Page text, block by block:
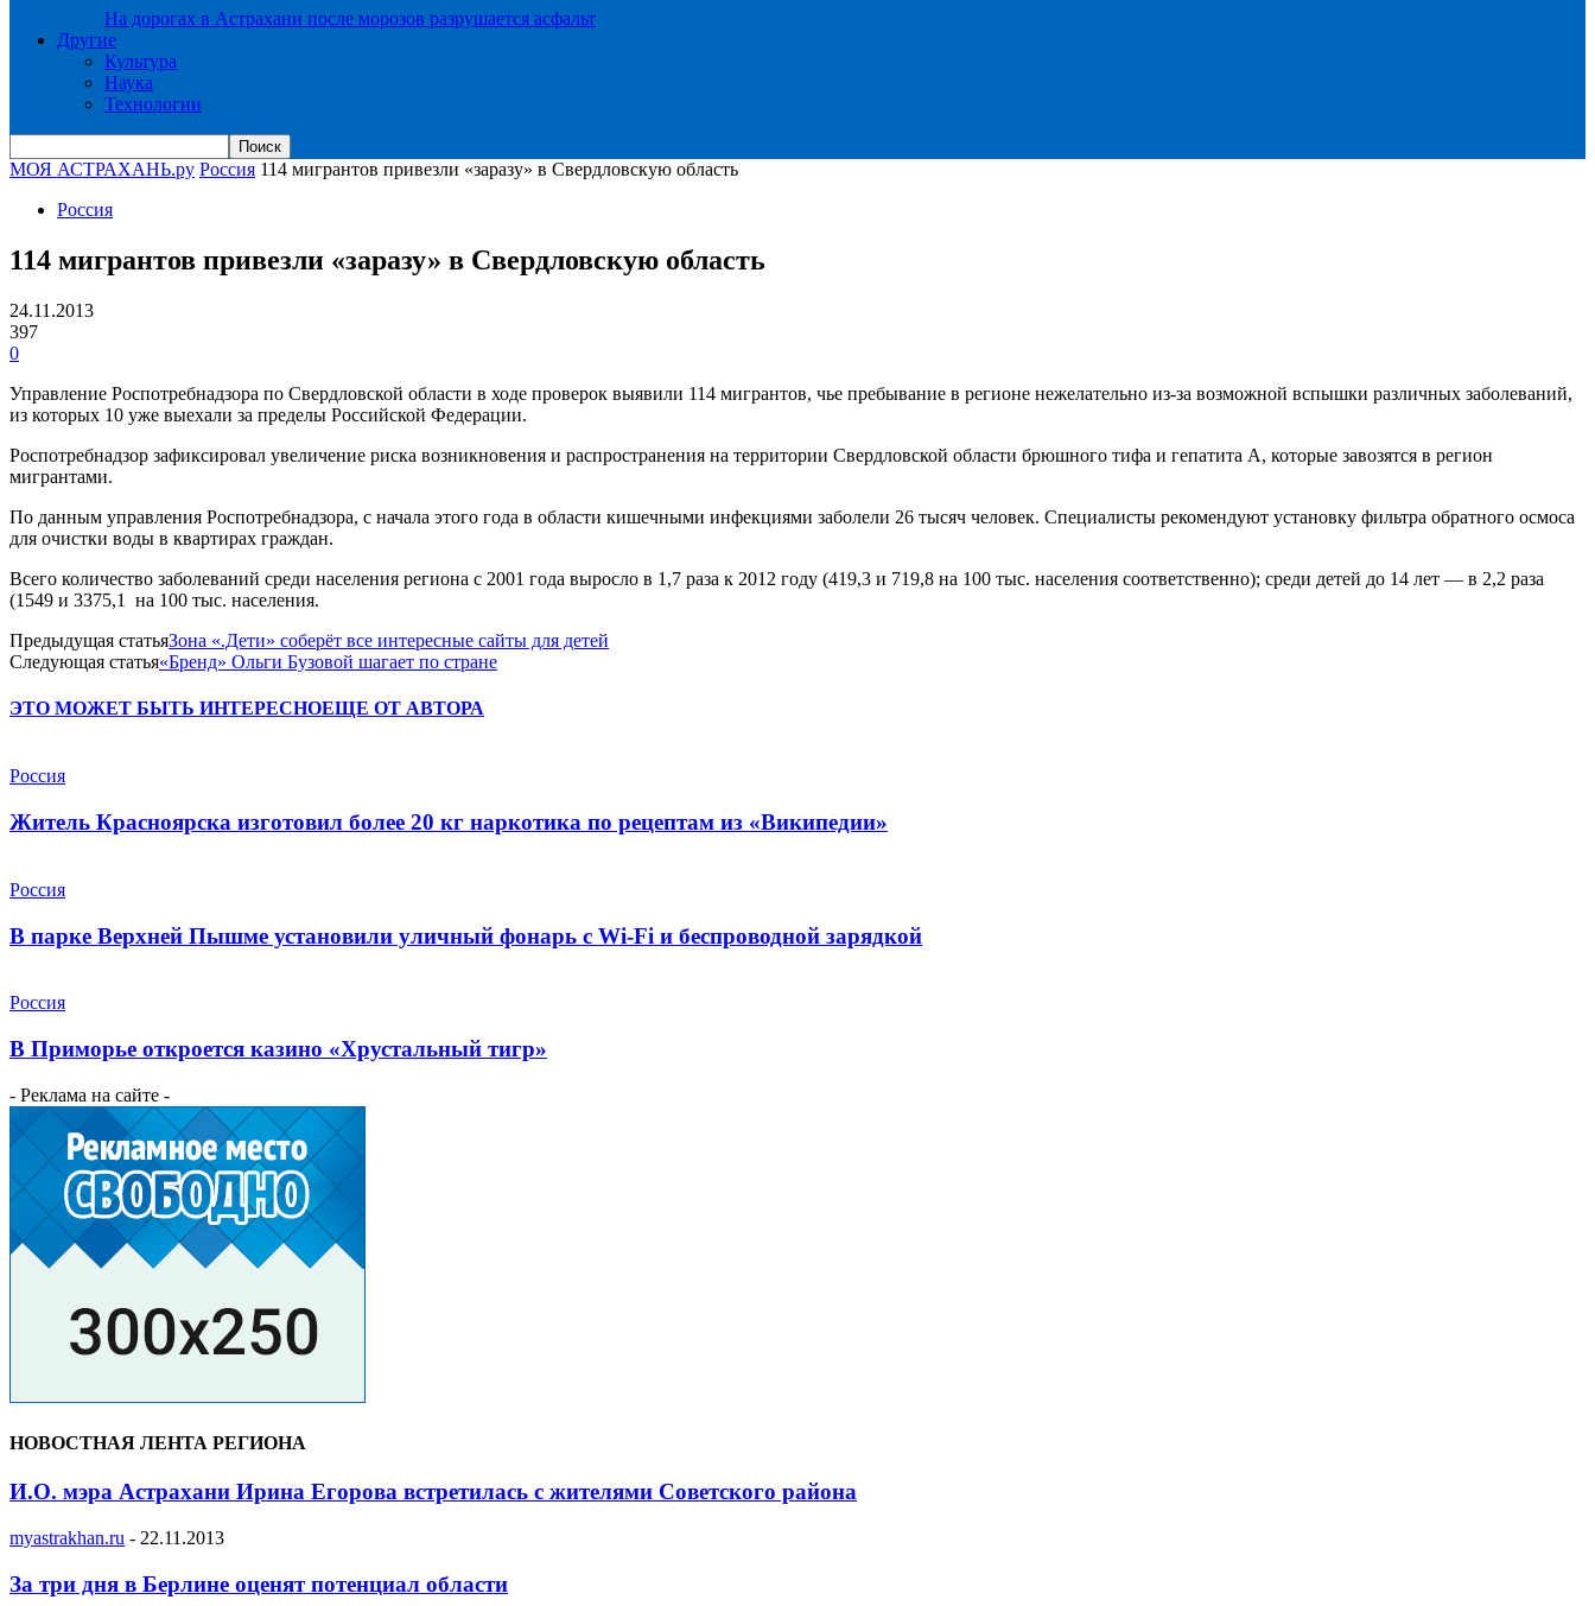
На дорогах в Астрахани после морозов разрушается асфальт
Другие
Культура
Наука
Технологии
МОЯ АСТРАХАНЬ.ру Россия 114 мигрантов привезли «заразу» в Свердловскую область
Россия
114 мигрантов привезли «заразу» в Свердловскую область
24.11.2013
397
0
Управление Роспотребнадзора по Свердловской области в ходе проверок выявили 114 мигрантов, чье пребывание в регионе нежелательно из-за возможной вспышки различных заболеваний,
из которых 10 уже выехали за пределы Российской Федерации.
Роспотребнадзор зафиксировал увеличение риска возникновения и распространения на территории Свердловской области брюшного тифа и гепатита А, которые завозятся в регион
мигрантами.
По данным управления Роспотребнадзора, с начала этого года в области кишечными инфекциями заболели 26 тысяч человек. Специалисты рекомендуют установку фильтра обратного осмоса
для очистки воды в квартирах граждан.
Всего количество заболеваний среди населения региона с 2001 года выросло в 1,7 раза к 2012 году (419,3 и 719,8 на 100 тыс. населения соответственно); среди детей до 14 лет — в 2,2 раза
(1549 и 3375,1 на 100 тыс. населения.
Предыдущая статьяЗона «.Дети» соберёт все интересные сайты для детей
Следующая статья«Бренд» Ольги Бузовой шагает по стране
ЭТО МОЖЕТ БЫТЬ ИНТЕРЕСНОЕЩЕ ОТ АВТОРА
Россия
Житель Красноярска изготовил более 20 кг наркотика по рецептам из «Википедии»
Россия
В парке Верхней Пышме установили уличный фонарь с Wi-Fi и беспроводной зарядкой
Россия
В Приморье откроется казино «Хрустальный тигр»
- Реклама на сайте -
НОВОСТНАЯ ЛЕНТА РЕГИОНА
И.О. мэра Астрахани Ирина Егорова встретилась с жителями Советского района
myastrakhan.ru - 22.11.2013
За три дня в Берлине оценят потенциал области